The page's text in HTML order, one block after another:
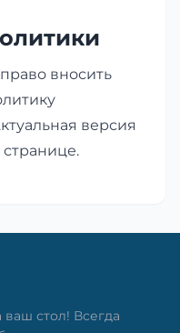
вносить
версия
странице.
стол! Всегда